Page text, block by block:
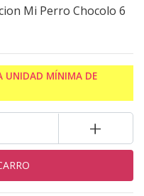
Mi Perro Chocolo 6
UNIDAD MÍNIMA DE
+